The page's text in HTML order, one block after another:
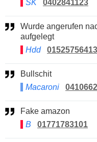
SK
0402841123
Wurde angerufen nach dem ich ,,jahre gesagt habe
aufgelegt
Hdd
Bullschit
Macaroni
Fake amazon
B
01771783101